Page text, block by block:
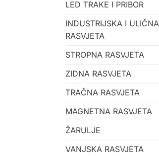
LED TRAKE I PRIBOR
INDUSTRIJSKA I ULIČNA
RASVJETA
STROPNA RASVJETA
ZIDNA RASVJETA
TRAČNA RASVJETA
MAGNETNA RASVJETA
ŽARULJE
VANJSKA RASVJETA